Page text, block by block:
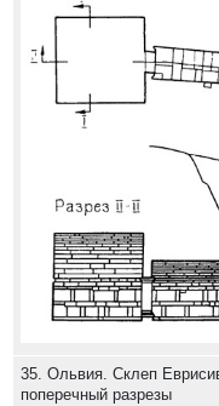
35. Ольвия. Склеп
поперечный разрезы